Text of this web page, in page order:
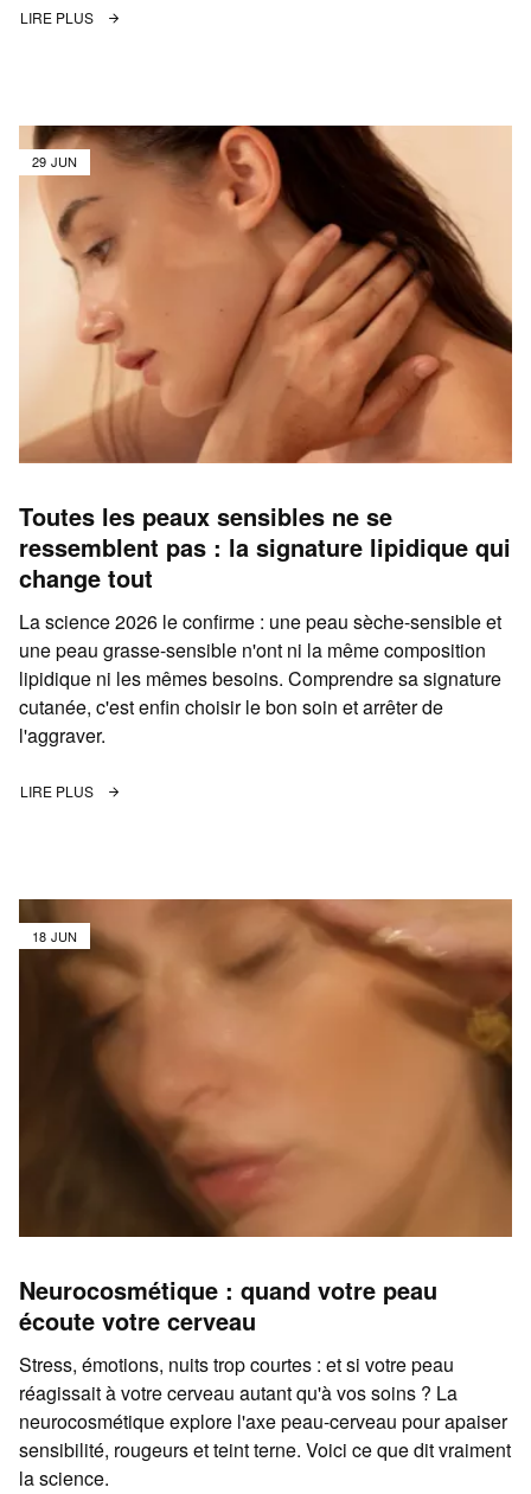
LIRE PLUS
29 JUN
Toutes les peaux sensibles ne se
ressemblent pas : la signature lipidique qui
change tout
La science 2026 le confirme : une peau sèche-sensible et
une peau grasse-sensible n'ont ni la même composition
lipidique ni les mêmes besoins. Comprendre sa signature
cutanée, c'est enfin choisir le bon soin et arrêter de
l'aggraver.
LIRE PLUS
18 JUN
Neurocosmétique : quand votre peau
écoute votre cerveau
Stress, émotions, nuits trop courtes : et si votre peau
réagissait à votre cerveau autant qu'à vos soins ? La
neurocosmétique explore l'axe peau-cerveau pour apaiser
sensibilité, rougeurs et teint terne. Voici ce que dit vraiment
la science.